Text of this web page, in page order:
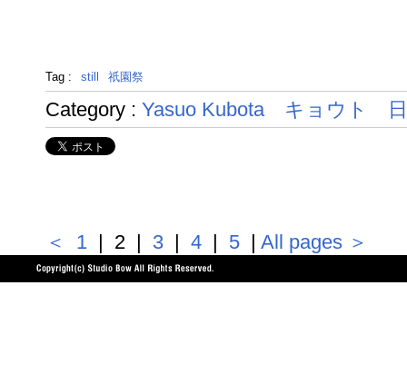
Tag : still 祇園祭
Category : Yasuo Kubota キョウト
＜ 1 | 2 | 3 | 4 | 5 | All pages ＞